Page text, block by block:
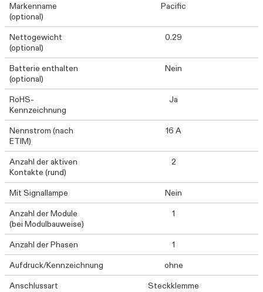
Markenname
(optional)
Pacific
Nettogewicht
(optional)
0.29
Batterie enthalten
(optional)
Nein
RoHS-
Kennzeichnung
Ja
Nennstrom (nach
ETIM)
16 A
Anzahl der aktiven
Kontakte (rund)
2
Mit Signallampe
Nein
Anzahl der Module
(bei Modulbauweise)
1
Anzahl der Phasen
1
Aufdruck/Kennzeichnung
ohne
Anschlussart
Steckklemme